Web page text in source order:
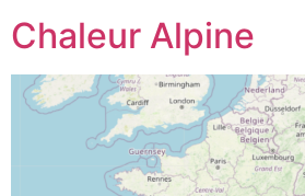
Chaleur Alpine